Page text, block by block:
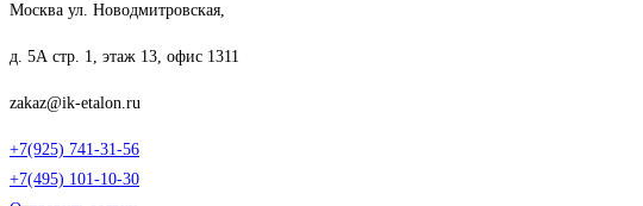
Москва ул. Новодмитровская,
д. 5А стр. 1, этаж 13, офис 1311
zakaz@ik-etalon.ru
+7(925) 741-31-56
+7(495) 101-10-30